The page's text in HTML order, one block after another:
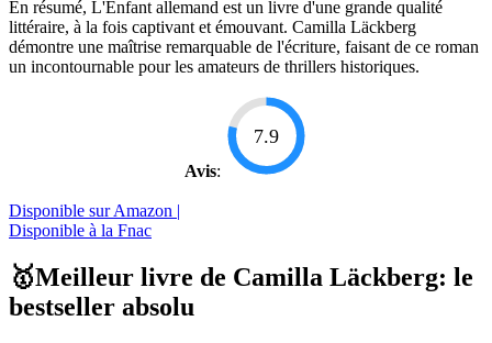
En résumé, L'Enfant allemand est un livre d'une grande qualité
littéraire, à la fois captivant et émouvant. Camilla Läckberg
démontre une maîtrise remarquable de l'écriture, faisant de ce roman
un incontournable pour les amateurs de thrillers historiques.
Avis:
7.9
Disponible sur Amazon |
Disponible à la Fnac
🥇Meilleur livre de Camilla Läckberg: le
bestseller absolu